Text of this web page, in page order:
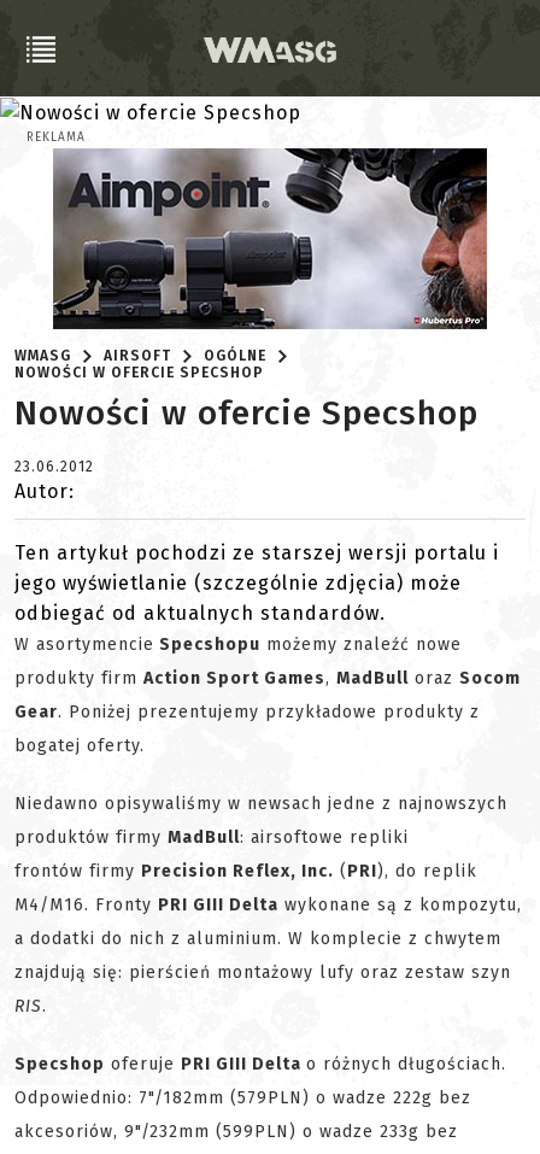
REKLAMA
WMASG AIRSOFT
OGÓLNE
NOWOŚCI W OFERCIE SPECSHOP
Nowości w ofercie Specshop
23.06.2012
Autor:
Ten artykuł pochodzi ze starszej wersji portalu i
jego wyświetlanie (szczególnie zdjęcia) może
odbiegać od aktualnych standardów.
W asortymencie Specshopu możemy znaleźć nowe
produkty firm Action Sport Games, MadBull oraz Socom
Gear. Poniżej prezentujemy przykładowe produkty z
bogatej oferty.
Niedawno opisywaliśmy w newsach jedne z najnowszych
produktów firmy MadBull: airsoftowe repliki
frontów firmy Precision Reflex, Inc. (PRI), do replik
M4/M16. Fronty PRI GIII Delta wykonane są z kompozytu,
a dodatki do nich z aluminium. W komplecie z chwytem
znajdują się: pierścień montażowy lufy oraz zestaw szyn
RIS.
Specshop oferuje PRI GIII Delta o różnych długościach.
Odpowiednio: 7"/182mm (579PLN) o wadze 222g bez
akcesoriów, 9"/232mm (599PLN) o wadze 233g bez